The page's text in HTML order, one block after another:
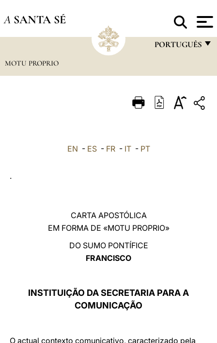
A SANTA SÉ
PORTUGUÊS
ITALIANO
LATINE
MOTU PROPRIO
EN - ES- FR- IT- PT
.
CARTA APOSTÓLICA
EM FORMA DE «MOTU PROPRIO»
DO SUMO PONTÍFICE
FRANCISCO
INSTITUIÇÃO DA SECRETARIA PARA A
COMUNICAÇÃO
O actual contexto comunicativo, caracterizado pela